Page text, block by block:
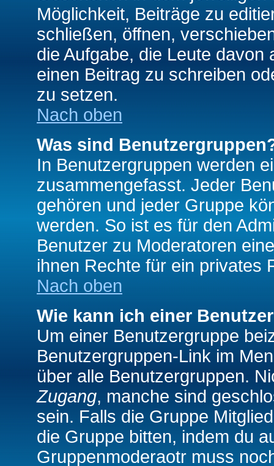
Möglichkeit, Beiträge zu
schließen, öffnen,
die Aufgabe, die Leute
einen Beitrag zu schreiben
zu setzen.
Nach oben
Was sind
In Benutzergruppen werden
zusammengefasst. Jeder
gehören und jeder Gruppe
werden. So ist es für den
Benutzer zu Moderatoren
ihnen Rechte für ein privates
Nach oben
Wie kann ich einer
Um einer Benutzergruppe
Benutzergruppen-Link im
über alle Benutzergruppen.
Zugang, manche sind
sein. Falls die Gruppe
die Gruppe bitten, indem du
Gruppenmoderaotr muss